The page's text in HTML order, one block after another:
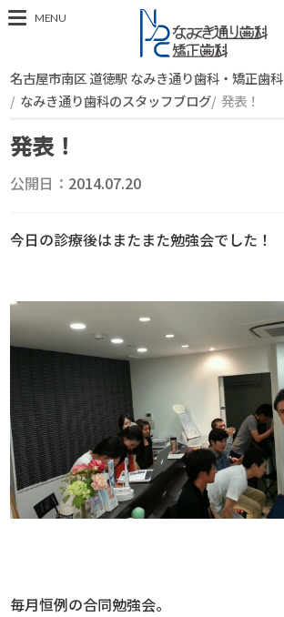
MENU
名古屋市南区 道徳駅 なみき通り歯科・矯正歯科
なみき通り歯科のスタッフブログ 発表！
発表！
公開日： 2014.07.20
今日の診療後はまたまた勉強会でした！
毎月恒例の合同勉強会。